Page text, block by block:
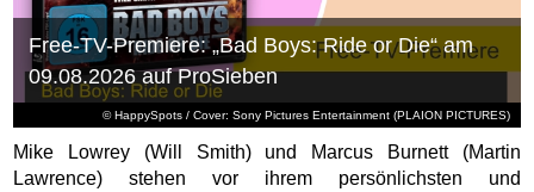
© HappySpots / Cover: Sony Pictures Entertainment (PLAION PICTURES)
Free-TV-Premiere: „Bad Boys: Ride or Die“ am
09.08.2026 auf ProSieben
Mike Lowrey (Will Smith) und Marcus Burnett (Martin
Lawrence) stehen vor ihrem persönlichsten und